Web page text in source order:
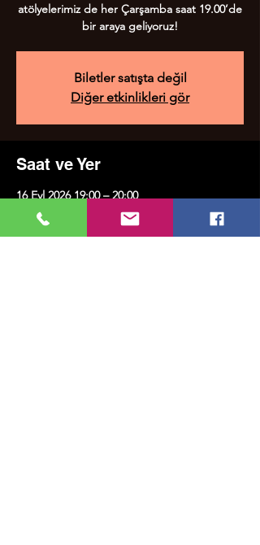
atölyelerimiz de her Çarşamba saat 19.00’de
bir araya geliyoruz!
Biletler satışta değil
Diğer etkinlikleri gör
Saat ve Yer
16 Eyl 2026 19:00 – 20:00
Kadıköy, Erenköy, Kazım Karabekirpaşa Sok.
No:4, 34738 Kadıköy/İstanbul, Türkiye